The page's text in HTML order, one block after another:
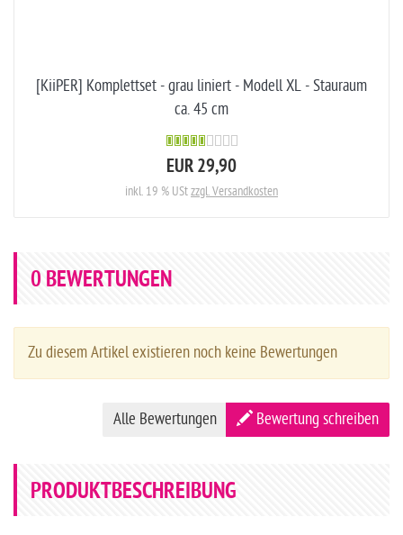
[KiiPER] Komplettset - grau liniert - Modell XL - Stauraum
ca. 45 cm
EUR 29,90
inkl. 19 % UStzzgl. Versandkosten
0 BEWERTUNGEN
Zu diesem Artikel existieren noch keine Bewertungen
Alle Bewertungen Bewertung schreiben
PRODUKTBESCHREIBUNG